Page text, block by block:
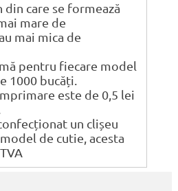
din care se formează
mare de
mai mica de
pentru fiecare model
1000 bucăți.
este de 0,5 lei
un clișeu
de cutie, acesta